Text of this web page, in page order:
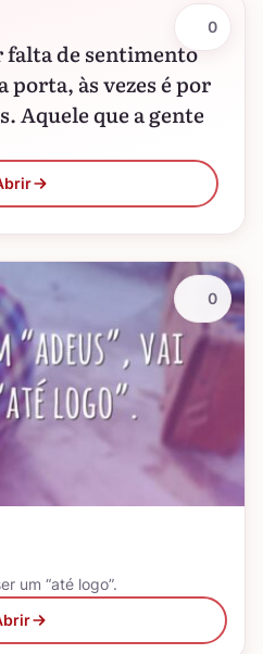
falta de sentimento
porta, às vezes é por
Aquele que a gente
0
um “até logo”.
0